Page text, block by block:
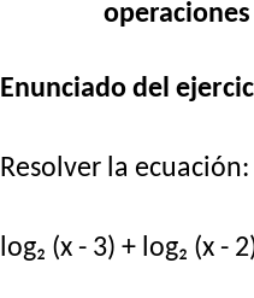
Enunciado del
Resolver la ecuación:
log₂ (x - 3) + log₂ (x -